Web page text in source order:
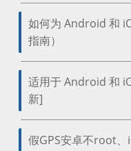
如何为 Android 和
指南）
适用于 Android 和
新]
假GPS安卓不root、